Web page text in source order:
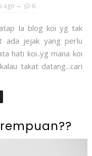
ago 6
la blog koi yg tak
ada jejak yang perlu
hati koi..yg mana koi
takat datang...cari